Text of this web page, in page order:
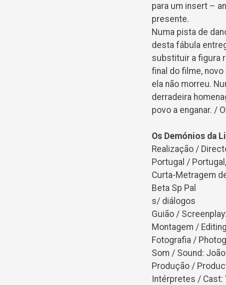
para um insert –
presente.
Numa pista de
desta fábula
substituir a figura
final do filme,
ela não morreu.
derradeira
povo a enganar. /
Os Demónios da
Realização /
Portugal /
Curta-Metragem
Beta Sp Pal
s/ diálogos
Guião /
Montagem /
Fotografia /
Som / Sound:
Produção /
Intérpretes / Cast: